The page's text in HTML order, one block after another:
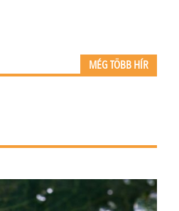
MÉG TÖBB HÍR